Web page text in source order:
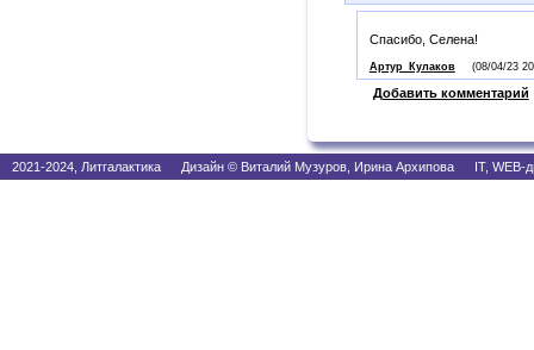
Спасибо, Селена!
Артур_Кулаков (08/04/23
Добавить комментарий
2021-2024, Литгалактика Дизайн © Виталий Музуров, Ирина Архипова IT, WEB-